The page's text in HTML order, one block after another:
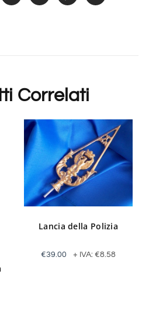
Correlati
Lancia della Polizia
€39.00 + IVA: €8.58